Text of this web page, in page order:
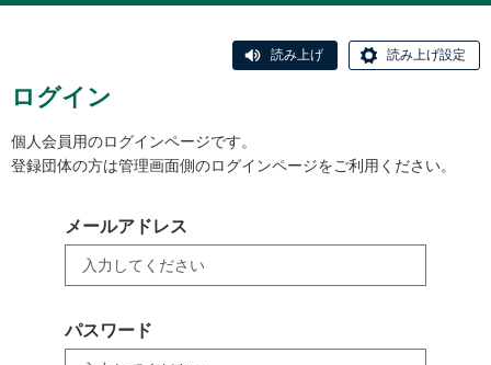
読み上げ 読み上げ設定
ログイン
個人会員用のログインページです。
登録団体の方は管理画面側のログインページをご利用ください。
メールアドレス
パスワード